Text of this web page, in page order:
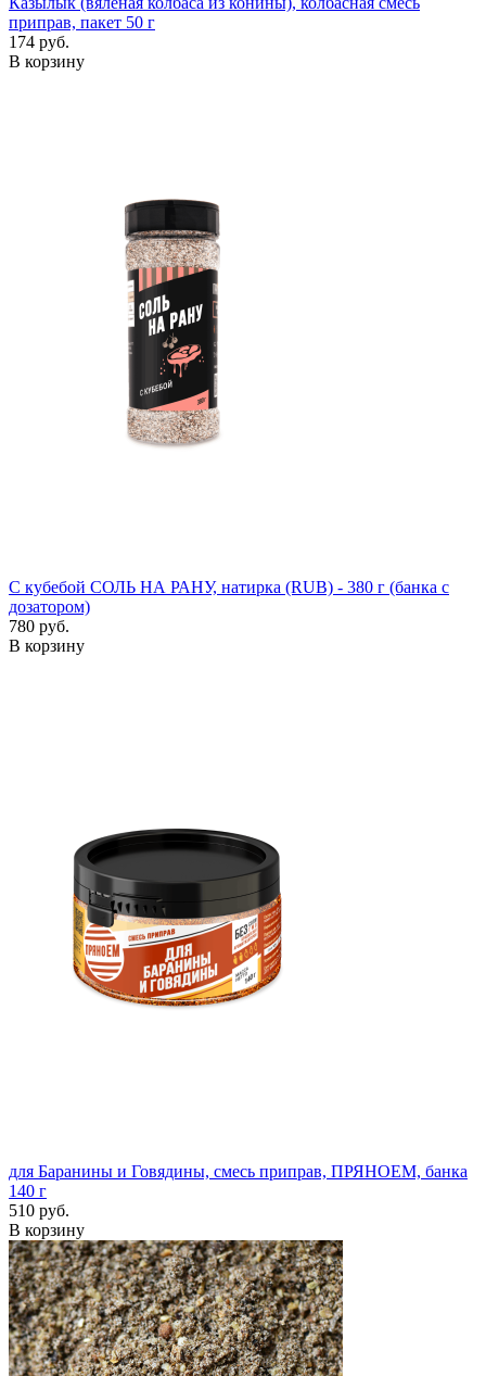
приправ, пакет 50 г
174 руб.
В корзину
С кубебой СОЛЬ НА РАНУ, натирка (RUB) - 380 г (банка с
дозатором)
780 руб.
В корзину
для Баранины и Говядины, смесь приправ, ПРЯНОЕМ, банка
140 г
510 руб.
В корзину